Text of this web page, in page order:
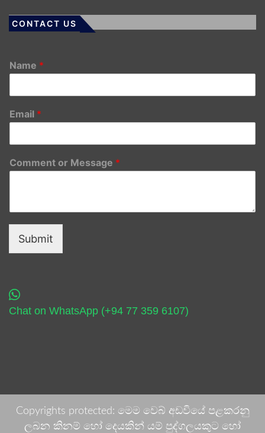
CONTACT US
Name *
Email *
Comment or Message *
Submit
Chat on WhatsApp (+94 77 359 6107)
Copyrights protected: මෙම වෙබ් අඩවියේ පළකරනු
ලබන කිනම් හෝ දෙයකින් යම් පුද්ගලයකුට හෝ